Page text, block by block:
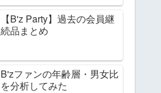
【B'z Party】過去の会員継
続品まとめ
B'zファンの年齢層・男女比
を分析してみた